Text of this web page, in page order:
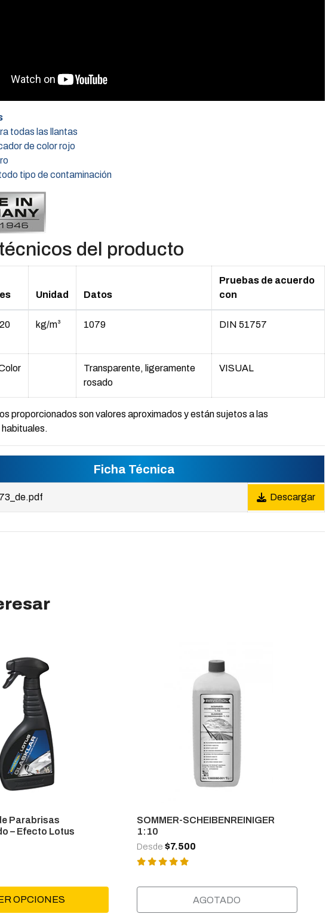
todas las llantas
de color rojo
tipo de contaminación
del producto
Unidad Datos
Pruebas de acuerdo
con
kg/m³ 1079 DIN 51757
Transparente, ligeramente
rosado
VISUAL
proporcionados son valores aproximados y están sujetos a las
Ficha Técnica
Descargar
Parabrisas
– Efecto Lotus
OPCIONES
SOMMER-SCHEIBENREINIGER
1:10
Desde $7.500
AGOTADO